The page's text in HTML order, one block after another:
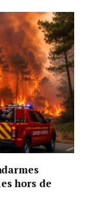
hors de